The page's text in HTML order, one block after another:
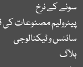
سونے کے نرخ
پیٹرولیم مصنوعات کی
سائنس و ٹیکنالوجی
بلاگ